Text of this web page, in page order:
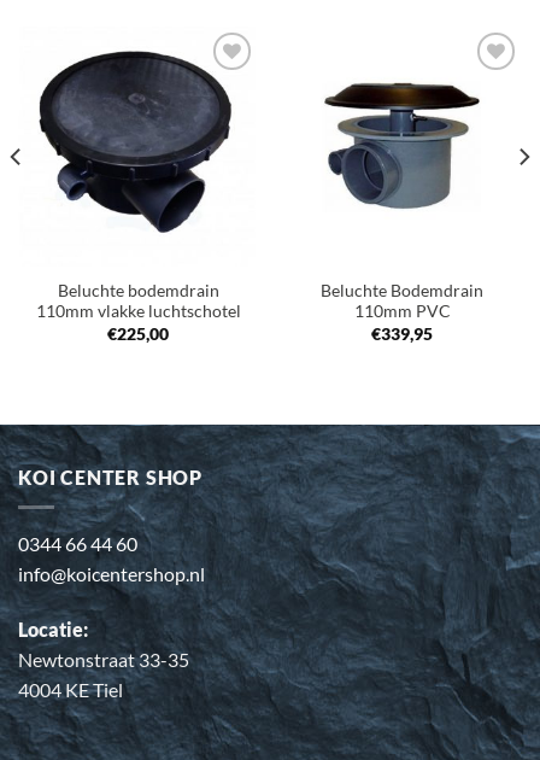
Toevoegen
aan
verlanglijst
Beluchte bodemdrain
110mm vlakke luchtschotel
€225,00
Toevoegen
aan
verlanglijst
Beluchte Bodemdrain
110mm PVC
€339,95
KOI CENTER SHOP
0344 66 44 60
info@koicentershop.nl
Locatie:
Newtonstraat 33-35
4004 KE Tiel